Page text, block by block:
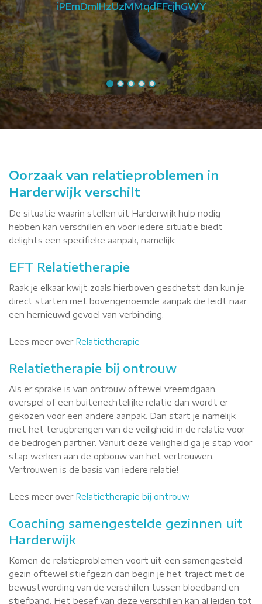
iPEmDmIHzUzMMqdFFcjhGWY
Oorzaak van relatieproblemen in
Harderwijk verschilt
De situatie waarin stellen uit Harderwijk hulp nodig
hebben kan verschillen en voor iedere situatie biedt
delights een specifieke aanpak, namelijk:
EFT Relatietherapie
Raak je elkaar kwijt zoals hierboven geschetst dan kun je
direct starten met bovengenoemde aanpak die leidt naar
een hernieuwd gevoel van verbinding.
Lees meer over Relatietherapie
Relatietherapie bij ontrouw
Als er sprake is van ontrouw oftewel vreemdgaan,
overspel of een buitenechtelijke relatie dan wordt er
gekozen voor een andere aanpak. Dan start je namelijk
met het terugbrengen van de veiligheid in de relatie voor
de bedrogen partner. Vanuit deze veiligheid ga je stap voor
stap werken aan de opbouw van het vertrouwen.
Vertrouwen is de basis van iedere relatie!
Lees meer over Relatietherapie bij ontrouw
Coaching samengestelde gezinnen uit
Harderwijk
Komen de relatieproblemen voort uit een samengesteld
gezin oftewel stiefgezin dan begin je het traject met de
bewustwording van de verschillen tussen bloedband en
stiefband. Het besef van deze verschillen kan al leiden tot